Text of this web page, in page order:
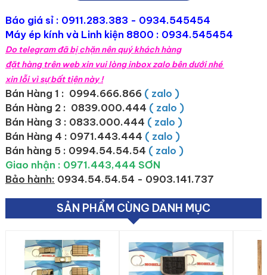
Báo giá sỉ : 0911.283.383 - 0934.545454
Máy ép kính và Linh kiện 8800 : 0934.545454
Do telegram đã bị chặn nên quý khách hàng
đặt hàng trên web xin vui lòng inbox zalo bên dưới nhé
xin lỗi vì sự bất tiện này !
Bán Hàng 1 : 0994.666.866 ( zalo )
Bán Hàng 2 : 0839.000.444 ( zalo )
Bán Hàng 3 : 0833.000.444 ( zalo )
Bán Hàng 4 : 0971.443.444 ( zalo )
Bán hàng 5 : 0994.54.54.54 ( zalo )
Giao nhận : 0971.443,444 SƠN
Bảo hành: 0934.54.54.54 - 0903.141.737
SẢN PHẨM CÙNG DANH MỤC